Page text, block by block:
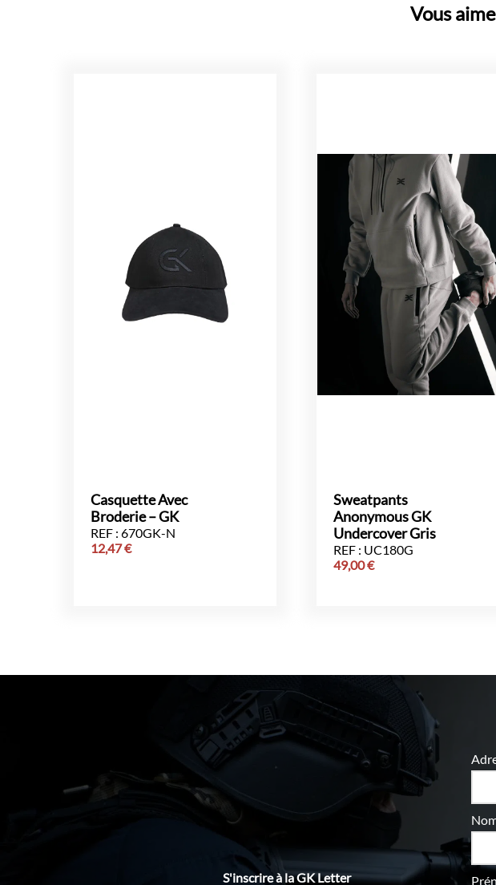
Vous
Casquette Avec
Broderie – GK
REF : 670GK-N
12,47€
Sweatpants
Anonymous GK
Undercover Gris
REF : UC180G
49,00€
S'inscrire à la GK Letter